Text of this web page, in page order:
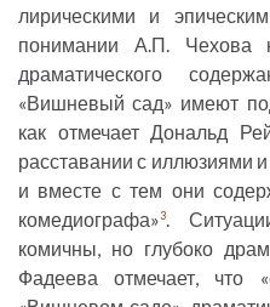
лирическими и
понимании А.П. Чехова
драматического
«Вишневый сад» имеют
как отмечает Дональд
расставании с иллюзиями
и вместе с тем они
комедиографа»3.
комичны, но глубоко
Фадеева отмечает, что